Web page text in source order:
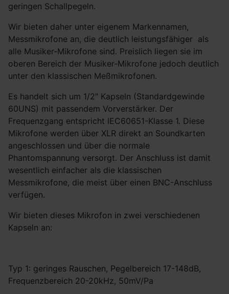
geringen Schallpegeln.
Wir bieten daher unter eigenem Markennamen,
Messmikrofone an, die deutlich leistungsfähiger als
alle Musiker-Mikrofone sind. Preislich liegen sie im
oberen Bereich der Musiker-Mikrofone jedoch deutlich
unter den klassischen Meßmikrofonen.
Es handelt sich um 1/2" Kapseln (Standardgewinde
60UNS) mit passendem Vorverstärker. Der
Frequenzgang entspricht IEC60651-Klasse 1. Diese
Mikrofone werden über XLR direkt an Soundkarten
angeschlossen und über die normale
Phantomspannung versorgt. Der Anschluss ist damit
wesentlich einfacher als die klassischen
Messmikrofone, die meist über einen BNC-Anschluss
verfügen.
Wir bieten dieses Mikrofon in zwei verschiedenen
Kapseln an:
Typ 1: geringes Rauschen, Pegelbereich 17-148dB,
Frequenzbereich 20-20kHz, 50mV/Pa